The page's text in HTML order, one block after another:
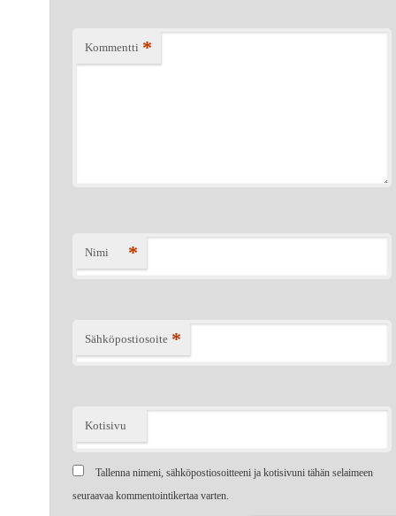
Kommentti *
Nimi *
Sähköpostiosoite *
Kotisivu
Tallenna nimeni, sähköpostiosoitteeni ja kotisivuni tähän selaimeen
seuraavaa kommentointikertaa varten.